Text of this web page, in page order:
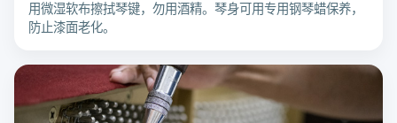
用微湿软布擦拭琴键，勿用酒精。琴身可用专用钢琴蜡保养，
防止漆面老化。